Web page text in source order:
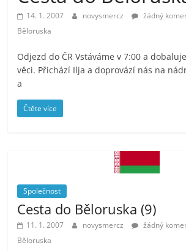
14. 1. 2007 novysmercz žádný
Běloruska
Odjezd do ČR Vstáváme v 7:00 a
věci. Přichází Ilja a doprovází nás na
a
Čtěte více
Společnost
Cesta do Běloruska (9)
11. 1. 2007 novysmercz žádný
Běloruska